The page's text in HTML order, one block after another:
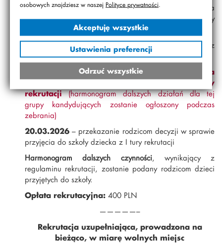
osobowych znajdziesz w naszej Polityce prywatności
Akceptuję wszystkie
Ustawienia preferencji
Odrzuć wszystkie
21.02.2026– grupowe spotkanie rekrutacyjne dla
wszystkich kandydatów, którzy otrzymali numery
23.02.-17.03.2026– indywidualne spotkania z
kandydatami – uczeń + rodzic(e)
–zebranie informacyjne dla
kandydatów i ich rodziców – rozpoczęcie II tury
rekrutacji(harmonogram dalszych działań dla tej
grupy kandydujących zostanie ogłoszony podczas
zebrania)
20.03.2026– przekazanie rodzicom decyzji w sprawie
przyjęcia do szkoły dziecka z I tury rekrutacji
Harmonogram dalszych czynności, wynikający z
regulaminu rekrutacji, zostanie podany rodzicom dzieci
przyjętych do szkoły.
Opłata rekrutacyjna: 400 PLN
—————–
Rekrutacja uzupełniająca, prowadzona na
bieżąco, w miarę wolnych miejsc